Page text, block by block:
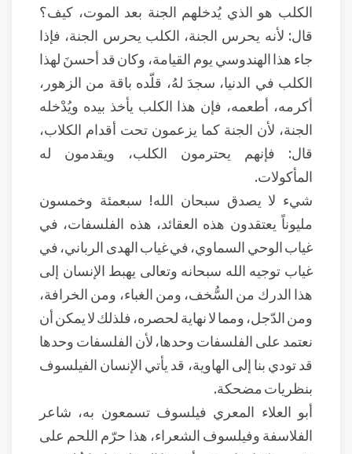
الكلب هو الذي يُدخلهم الجنة بعد الموت، كيف؟
قال: لأنه يحرس الجنة، الكلب يحرس الجنة، فإذا
جاء هذا الهندوسي يوم القيامة، وكان قد أحسنَ لهذا
الكلب في الدنيا، سجدَ لهُ، قلّده باقة من الزهور،
أكرمه، أطعمه، فإن هذا الكلب يأخذ بيده ويُدْخله
الجنة، لأن الجنة كما يزعمون تحت أقدام الكلاب،
قال: فإنهم يحترمون الكلب، ويقدمون له
المأكولات.
شيء لا يصدق سبحان الله! سبعمئة وخمسون
مليوناً يعتقدون هذه العقائد، هذه الفلسفات، في
غياب الوحي السماوي، في غياب الهدى الرباني، في
غياب توجيه الله سبحانه وتعالى يهبط الإنسان إلى
هذا الدرك من السُّخف، ومن الغباء، ومن الخرافة،
ومن الدّجل، ومما لا نهاية لحصره، فلذلك لا يمكن أن
نعتمد على الفلسفات وحدها، لأن الفلسفات وحدها
قد تودي بنا إلى الهاوية، قد يأتي الإنسان الفيلسوف
بنظريات مضحكة.
أبو العلاء المعري فيلسوف تسمعون به، شاعر
الفلاسفة وفيلسوف الشعراء، هذا حرّم اللحم على